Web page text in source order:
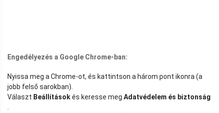
Engedélyezés a Google Chrome-ban:
Nyissa meg a Chrome-ot, és kattintson a három pont ikonra (a
jobb felső sarokban).
Választ Beállításokés keresse meg Adatvédelem és biztonság